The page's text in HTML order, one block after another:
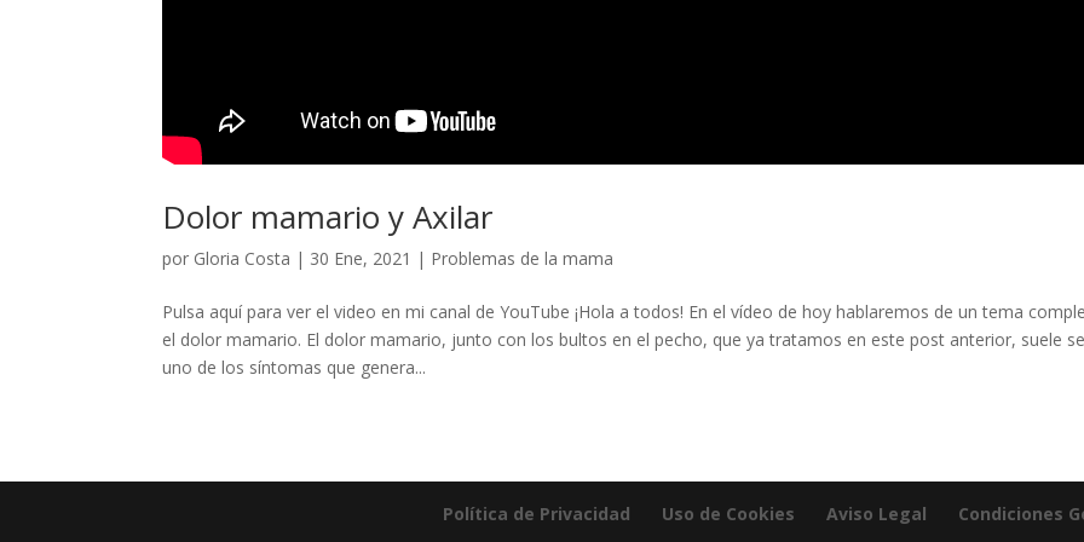
Dolor mamario y Axilar
por Gloria Costa | 30 Ene, 2021 | Problemas de la mama
Pulsa aquí para ver el video en mi canal de YouTube ¡Hola a todos! En el vídeo de hoy hablaremos de un tema
el dolor mamario. El dolor mamario, junto con los bultos en el pecho, que ya tratamos en este post anterior, suele
uno de los síntomas que genera...
Política de Privacidad Uso de Cookies Aviso Legal Condiciones